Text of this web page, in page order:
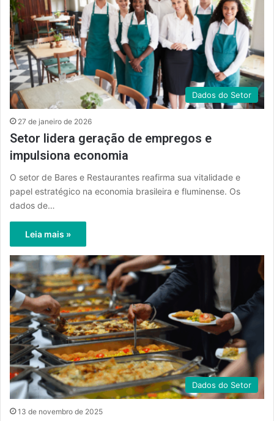
Dados do Setor
27 de janeiro de 2026
Setor lidera geração de empregos e
impulsiona economia
O setor de Bares e Restaurantes reafirma sua vitalidade e
papel estratégico na economia brasileira e fluminense. Os
dados de…
Leia mais »
Dados do Setor
13 de novembro de 2025